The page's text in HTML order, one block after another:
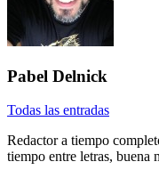
Pabel Delnick
Todas las entradas
Redactor a tiempo
tiempo entre letras, buena